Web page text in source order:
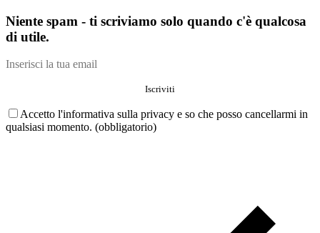
Niente spam - ti scriviamo solo quando c'è qualcosa
di utile.
Accetto l'informativa sulla privacy e so che posso cancellarmi in
qualsiasi momento. (obbligatorio)